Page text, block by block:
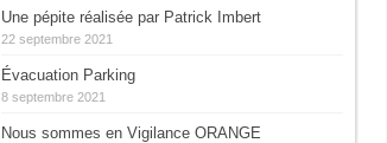
Une pépite réalisée par Patrick Imbert
22 septembre 2021
Évacuation Parking
8 septembre 2021
Nous sommes en Vigilance ORANGE